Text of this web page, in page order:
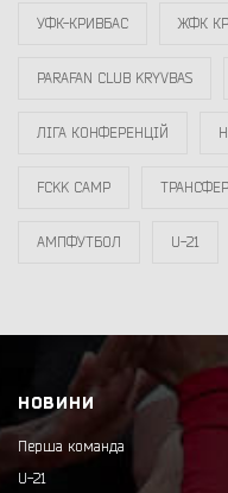
УФК-КРИВБАС ЖФК
PARAFAN CLUB KRYVBAS
ЛІГА КОНФЕРЕНЦІЙ
FCKK CAMP
АМПФУТБОЛ U-21
НОВИНИ
Перша команда
U-21